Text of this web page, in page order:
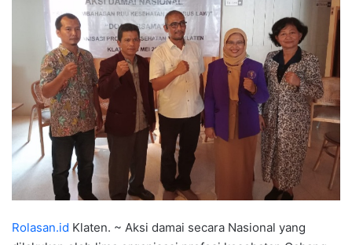
Rolasan.id Klaten. ~ Aksi damai secara Nasional yang